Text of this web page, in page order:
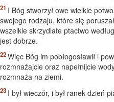
I Bóg stworzył owe wielkie
swojego rodzaju, które się
wszelkie skrzydlate ptactwo
jest dobrze.
Więc Bóg im pobłogosławił i
rozmnażajcie oraz napełnijcie
rozmnaża na ziemi.
I był wieczór, i był ranek dzień